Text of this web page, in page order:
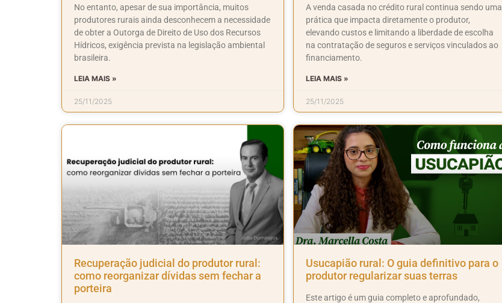
No entanto, apesar de sua importância, muitos
produtores rurais ainda desconhecem a necessidade
de obter a Outorga de Direito de Uso dos Recursos
Hídricos, exigência prevista na legislação ambiental
brasileira.
LEIA MAIS »
25/11/2025
A venda casada no crédito rural continua sendo uma
prática que impacta diretamente o produtor,
elevando custos e limitando a liberdade de escolha
na contratação de seguros e serviços vinculados ao
financiamento.
LEIA MAIS »
25/11/2025
Recuperação judicial do produtor rural:
como reorganizar dívidas sem fechar a
porteira
Usucapião rural: O guia definitivo para o
produtor regularizar suas terras
Este artigo é um guia completo e aprofundado,